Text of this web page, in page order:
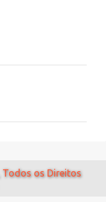
Todos os Direitos